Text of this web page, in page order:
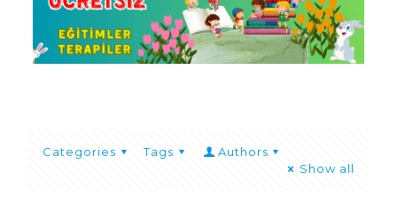
Categories Tags
Authors
Show all